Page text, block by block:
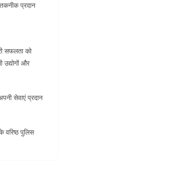
प्रदान
सफलता को
उद्योगों और
सेवाएं प्रदान
पुलिस